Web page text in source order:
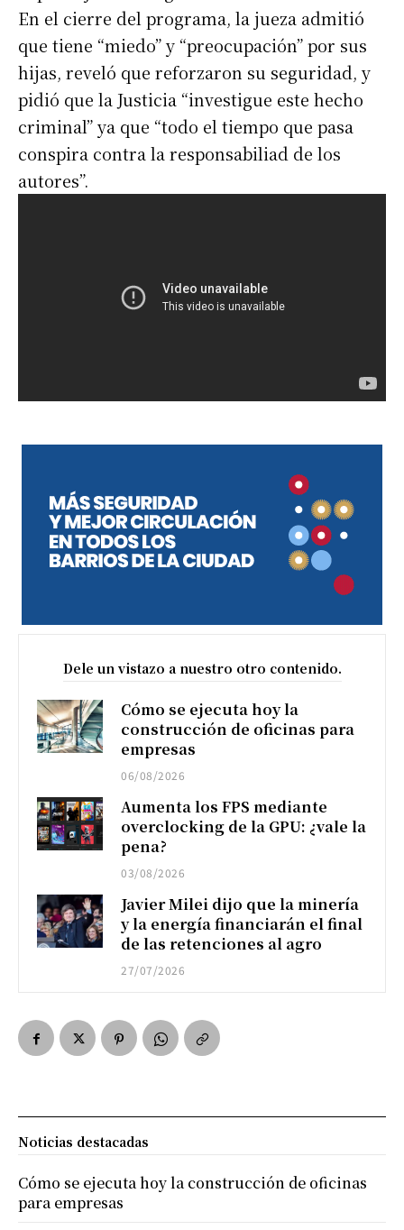
En el cierre del programa, la jueza admitió
que tiene “miedo” y “preocupación” por sus
hijas, reveló que reforzaron su seguridad, y
pidió que la Justicia “investigue este hecho
criminal” ya que “todo el tiempo que pasa
conspira contra la responsabiliad de los
autores”.
Dele un vistazo a nuestro otro contenido.
Cómo se ejecuta hoy la
construcción de oficinas para
empresas
06/08/2026
Aumenta los FPS mediante
overclocking de la GPU: ¿vale la
pena?
03/08/2026
Javier Milei dijo que la minería
y la energía financiarán el final
de las retenciones al agro
27/07/2026
Noticias destacadas
Cómo se ejecuta hoy la construcción de oficinas
para empresas